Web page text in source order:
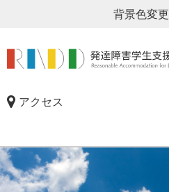
背景色変更
アクセス